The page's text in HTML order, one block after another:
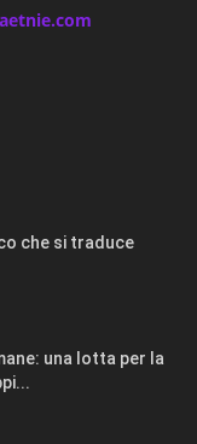
che si traduce
una lotta per la